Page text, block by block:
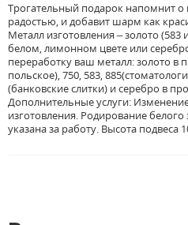
Трогательный подарок напомнит о
радостью, и добавит шарм как
Металл изготовления – золото
белом, лимонном цвете или
переработку ваш металл: золото в
польское), 750, 583,
(банковские слитки) и серебро в
Дополнительные услуги:
изготовления. Родирование
указана за работу. Высота подвеса